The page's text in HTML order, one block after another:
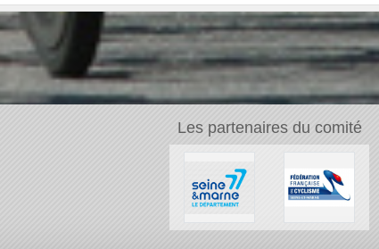
Les partenaires du comité